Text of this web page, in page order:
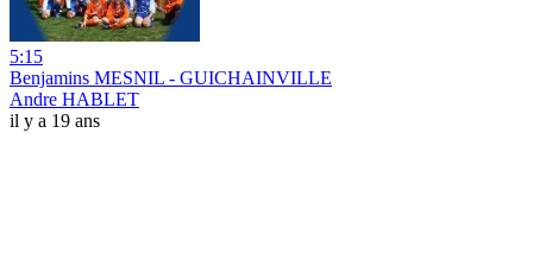
5:15
Benjamins MESNIL - GUICHAINVILLE
Andre HABLET
il y a 19 ans